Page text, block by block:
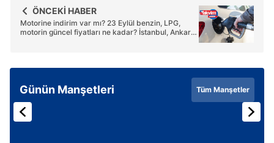
ÖNCEKİ HABER
Motorine indirim var mı? 23 Eylül benzin, LPG,
motorin güncel fiyatları ne kadar? İstanbul, Ankara,
Günün Manşetleri Tüm Manşetler